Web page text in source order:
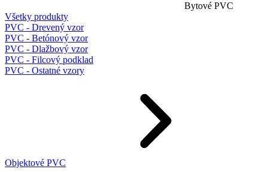
Bytové PVC
Všetky produkty
PVC - Drevený vzor
PVC - Betónový vzor
PVC - Dlažbový vzor
PVC - Filcový podklad
PVC - Ostatné vzory
Objektové PVC